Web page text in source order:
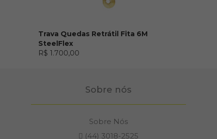
Trava Quedas Retrátil Fita 6M
SteelFlex
R$ 1.700,00
Sobre nós
Sobre Nós
(44) 3018-2525